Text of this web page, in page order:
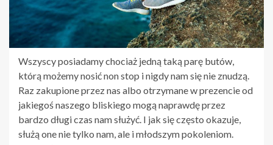
Wszyscy posiadamy chociaż jedną taką parę butów,
którą możemy nosić non stop i nigdy nam się nie znudzą.
Raz zakupione przez nas albo otrzymane w prezencie od
jakiegoś naszego bliskiego mogą naprawdę przez
bardzo długi czas nam służyć. I jak się często okazuje,
służą one nie tylko nam, ale i młodszym pokoleniom.